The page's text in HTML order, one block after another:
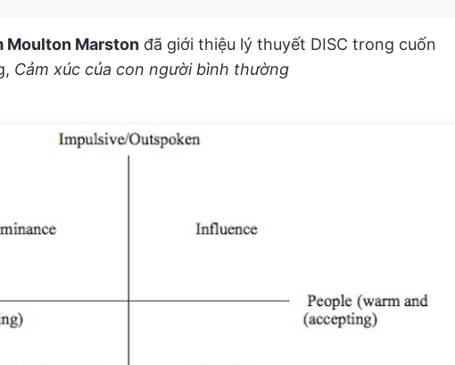
Moulton Marston đã giới thiệu lý thuyết DISC trong cuốn
Cảm xúc của con người bình thường